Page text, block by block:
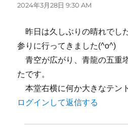
り:
2024年3月28日 9:30 AM
昨日は久しぶりの晴れでし
参りに行ってきました(^o^)
青空が広がり、青龍の五重
たです。
本堂右横に何か大きなテン
ログインして返信する